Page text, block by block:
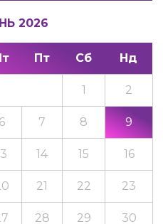
2026
Пт Сб Нд
1 2
6 7 8 9
14 15 16
21 22 23
28 29 30